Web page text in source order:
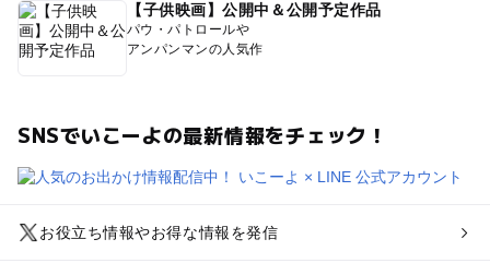
【子供映画】公開中＆公開予定作品
パウ・パトロールや
アンパンマンの人気作
SNSでいこーよの最新情報をチェック！
お役立ち情報やお得な情報を発信